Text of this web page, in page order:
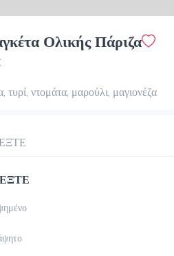
Ολικής Πάριζα
τυρί, ντομάτα, μαρούλι, μαγιονέζα